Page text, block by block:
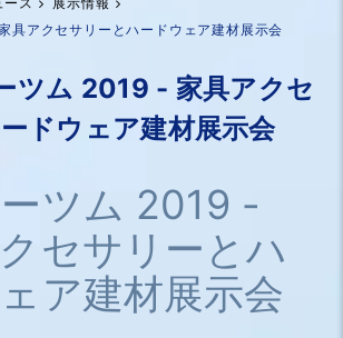
具アクセサリーとハードウェア建材展示会
ツム 2019 - 家具アクセ
ドウェア建材展示会
ツム 2019 -
セサリーとハ
ア建材展示会